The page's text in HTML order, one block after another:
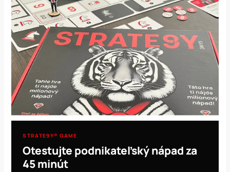
STRATE9Y® GAME
Otestujte podnikateľský nápad za
45 minút